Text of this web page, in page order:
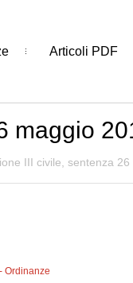
Articoli PDF
maggio
III civile, sentenza
Ordinanze